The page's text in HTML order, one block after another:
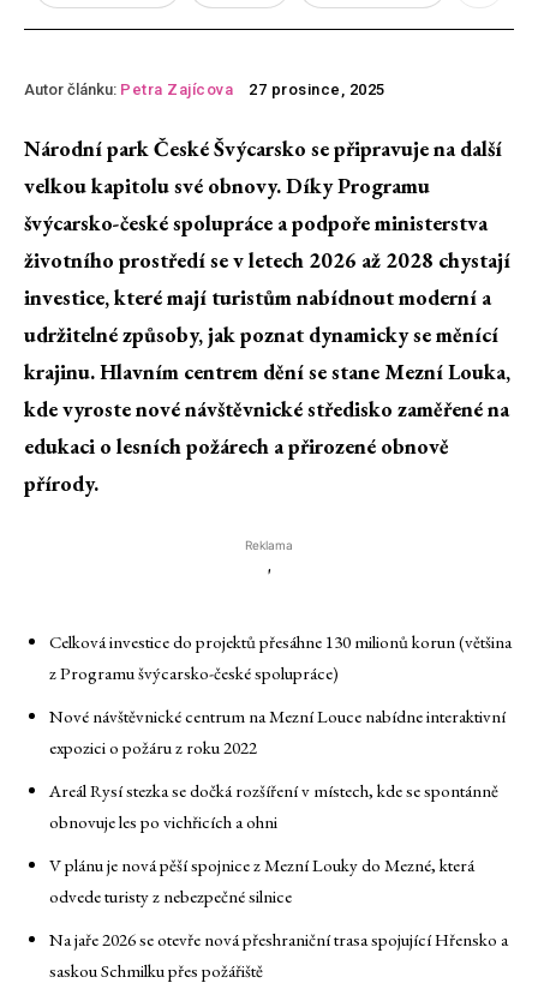
Autor článku: Petra Zajícova 27 prosince, 2025
Národní park České Švýcarsko se připravuje na další
velkou kapitolu své obnovy. Díky Programu
švýcarsko-české spolupráce a podpoře ministerstva
životního prostředí se v letech 2026 až 2028 chystají
investice, které mají turistům nabídnout moderní a
udržitelné způsoby, jak poznat dynamicky se měnící
krajinu. Hlavním centrem dění se stane Mezní Louka,
kde vyroste nové návštěvnické středisko zaměřené na
edukaci o lesních požárech a přirozené obnově
přírody.
Reklama
'
Celková investice do projektů přesáhne 130 milionů korun (většina
z Programu švýcarsko-české spolupráce)
Nové návštěvnické centrum na Mezní Louce nabídne interaktivní
expozici o požáru z roku 2022
Areál Rysí stezka se dočká rozšíření v místech, kde se spontánně
obnovuje les po vichřicích a ohni
V plánu je nová pěší spojnice z Mezní Louky do Mezné, která
odvede turisty z nebezpečné silnice
Na jaře 2026 se otevře nová přeshraniční trasa spojující Hřensko a
saskou Schmilku přes požářiště